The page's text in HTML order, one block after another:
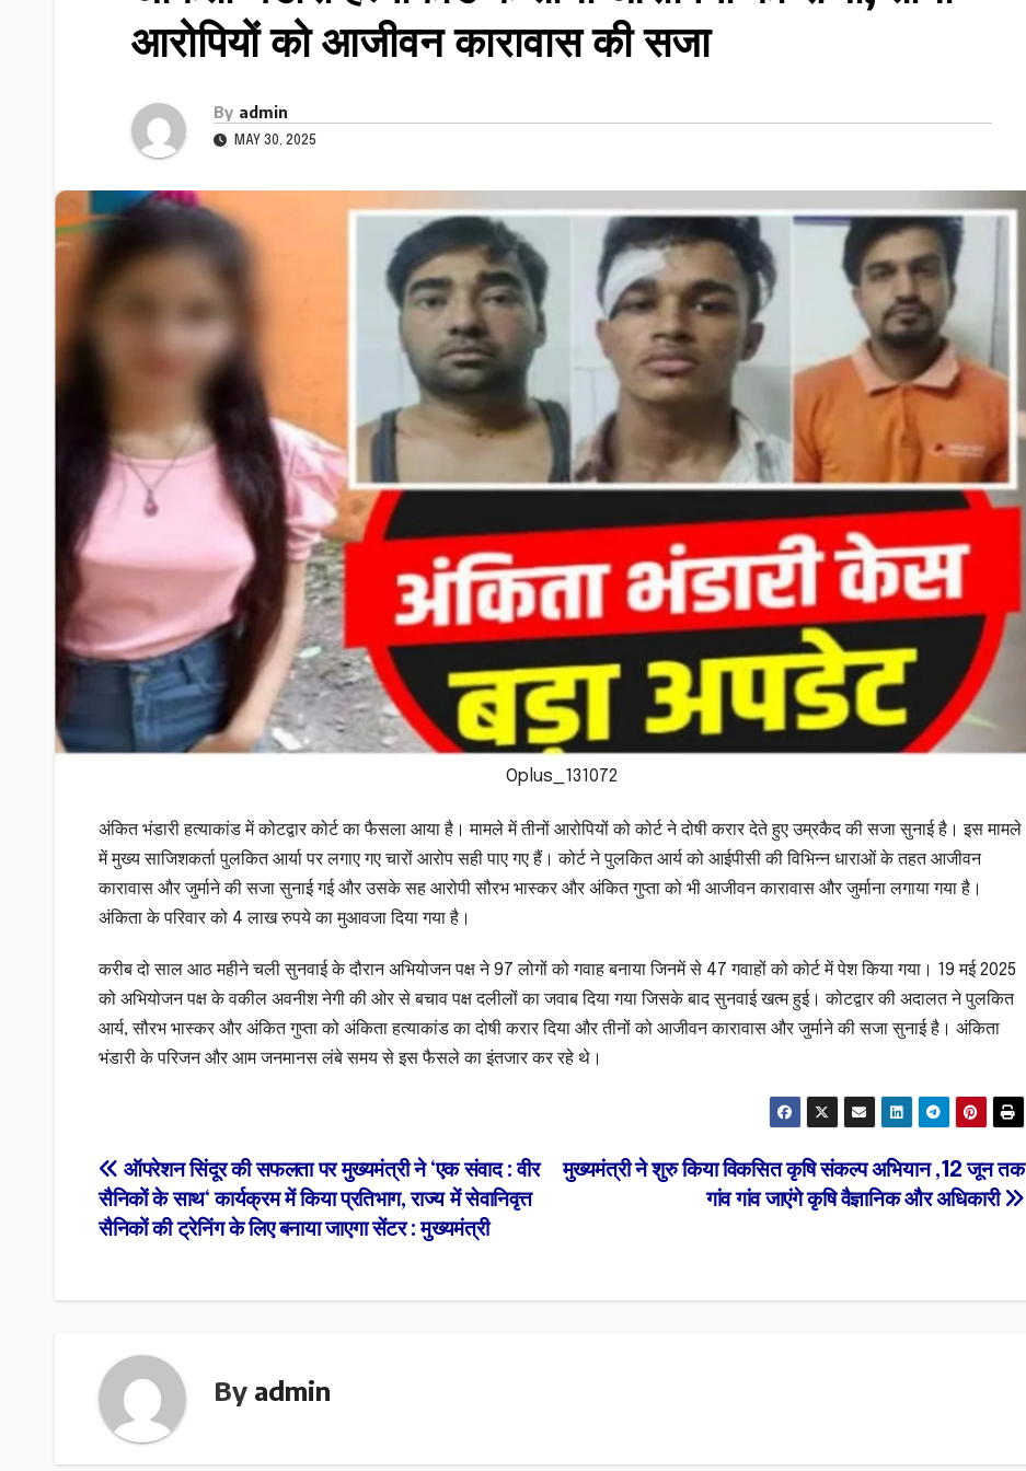
आरोपियों को आजीवन कारावास की सजा
By admin
MAY 30, 2025
Oplus_131072
अंकित भंडारी हत्याकांड में कोटद्वार कोर्ट का फैसला आया है। मामले में तीनों आरोपियों को कोर्ट ने दोषी करार देते हुए उम्रकैद की सजा सुनाई है। इस मामले
में मुख्य साजिशकर्ता पुलकित आर्या पर लगाए गए चारों आरोप सही पाए गए हैं। कोर्ट ने पुलकित आर्य को आईपीसी की विभिन्न धाराओं के तहत आजीवन
कारावास और जुर्माने की सजा सुनाई गई और उसके सह आरोपी सौरभ भास्कर और अंकित गुप्ता को भी आजीवन कारावास और जुर्माना लगाया गया है।
अंकिता के परिवार को 4 लाख रुपये का मुआवजा दिया गया है।
करीब दो साल आठ महीने चली सुनवाई के दौरान अभियोजन पक्ष ने 97 लोगों को गवाह बनाया जिनमें से 47 गवाहों को कोर्ट में पेश किया गया। 19 मई 2025
को अभियोजन पक्ष के वकील अवनीश नेगी की ओर से बचाव पक्ष दलीलों का जवाब दिया गया जिसके बाद सुनवाई खत्म हुई। कोटद्वार की अदालत ने पुलकित
आर्य, सौरभ भास्कर और अंकित गुप्ता को अंकिता हत्याकांड का दोषी करार दिया और तीनों को आजीवन कारावास और जुर्माने की सजा सुनाई है। अंकिता
भंडारी के परिजन और आम जनमानस लंबे समय से इस फैसले का इंतजार कर रहे थे।
Post
navigation
मुख्यमंत्री ने शुरु किया विकसित कृषि संकल्प अभियान ,12 जून तक
गांव गांव जाएंगे कृषि वैज्ञानिक और अधिकारी
ऑपरेशन सिंदूर की सफलता पर मुख्यमंत्री ने ‘एक संवाद : वीर
सैनिकों के साथ‘ कार्यक्रम में किया प्रतिभाग, राज्य में सेवानिवृत्त
सैनिकों की ट्रेनिंग के लिए बनाया जाएगा सेंटर : मुख्यमंत्री
By admin